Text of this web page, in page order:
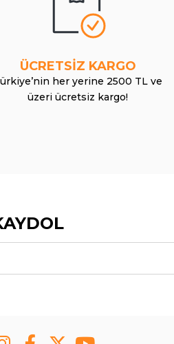
ÜCRETSİZ KARGO
her yerine 2500 TL ve
üzeri ücretsiz kargo!